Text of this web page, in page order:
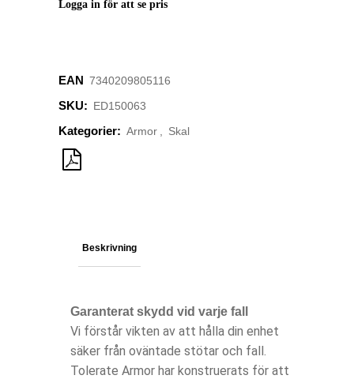
Logga in för att se pris
EAN ‌7340209805116
SKU: ED150063
Kategorier: Armor Skal
Beskrivning
Garanterat skydd vid varje fall
Vi förstår vikten av att hålla din enhet
säker från oväntade stötar och fall.
Tolerate Armor har konstruerats för att